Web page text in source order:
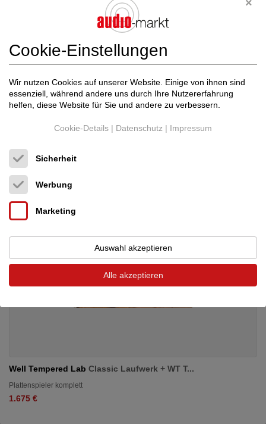
inputaudioStarter & Origin Live Silver W...
Plattenspieler komplett
Preis auf Anfrage
Well Tempered Lab Classic Laufwerk + WT T...
Plattenspieler komplett
1.675 €
Cookie-Einstellungen
Wir nutzen Cookies auf unserer Website. Einige von ihnen sind
essenziell, während andere uns durch Ihre Nutzererfahrung
helfen, diese Website für Sie und andere zu verbessern.
Cookie-Details | Datenschutz | Impressum
Sicherheit
Werbung
Marketing
Auswahl akzeptieren
Alle akzeptieren